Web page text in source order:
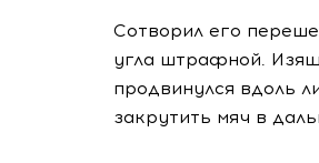
Сотворил его
угла штрафной.
продвинулся вдоль
закрутить мяч в